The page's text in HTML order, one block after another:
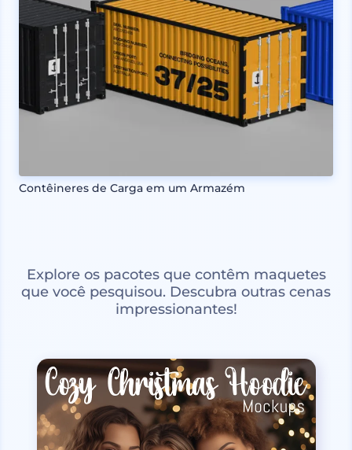
Contêineres de Carga em um Armazém
Explore os pacotes que contêm maquetes
que você pesquisou. Descubra outras cenas
impressionantes!